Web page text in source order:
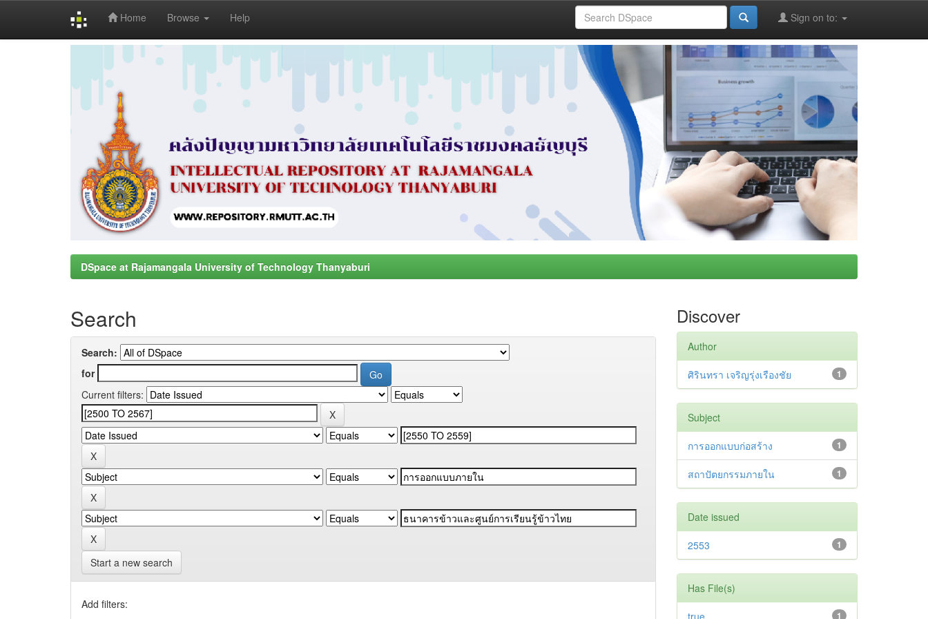
Home Browse Help Sign on to:
DSpace at Rajamangala University of Technology Thanyaburi
Search
Search:
for
Current filters:
Start a new search
Add filters:
Discover
Author
1
ศิรินทรา เจริญรุ่งเรืองชัย
Subject
1
การออกแบบก่อสร้าง
1
สถาปัตยกรรมภายใน
Date issued
1
2553
Has File(s)
1